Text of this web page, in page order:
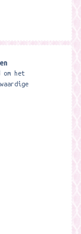
om het